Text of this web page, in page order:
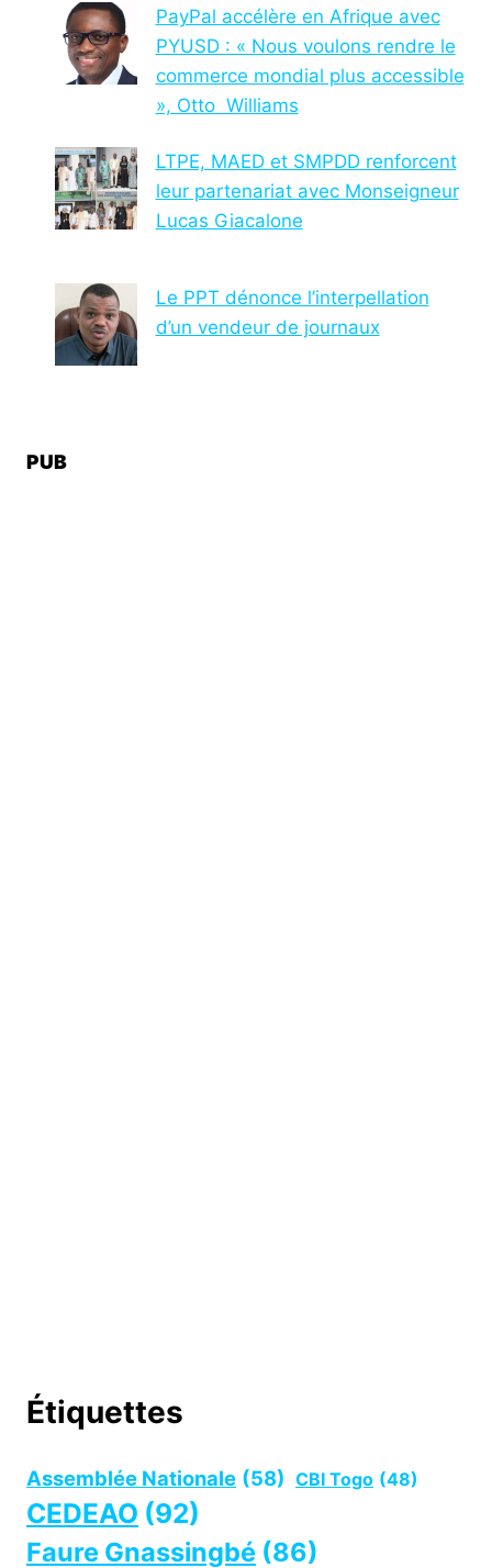
PayPal accélère en Afrique avec
PYUSD : « Nous voulons rendre le
commerce mondial plus accessible
», Otto Williams
LTPE, MAED et SMPDD renforcent
leur partenariat avec Monseigneur
Lucas Giacalone
Le PPT dénonce l’interpellation
d’un vendeur de journaux
PUB
Étiquettes
Assemblée Nationale (58) CBI Togo (48)
CEDEAO (92)
Faure Gnassingbé (86)